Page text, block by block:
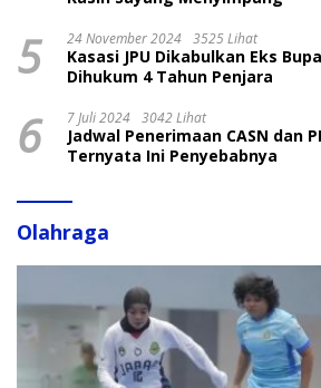
5 24 November 2024 3525 Lihat
Kasasi JPU Dikabulkan Eks
Dihukum 4 Tahun Penjara
6 7 Juli 2024 3042 Lihat
Jadwal Penerimaan CASN dan
Ternyata Ini Penyebabnya
Olahraga